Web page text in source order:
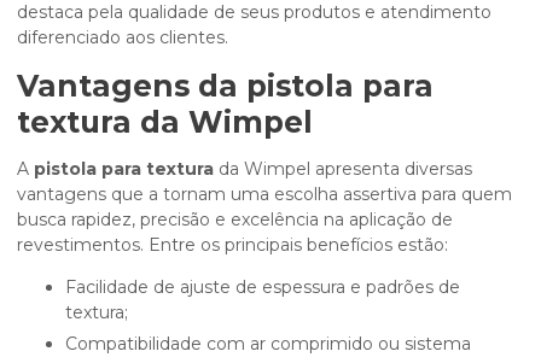
destaca pela qualidade de seus produtos e atendimento
diferenciado aos clientes.
Vantagens da pistola para
textura da Wimpel
A pistola para textura da Wimpel apresenta diversas
vantagens que a tornam uma escolha assertiva para quem
busca rapidez, precisão e excelência na aplicação de
revestimentos. Entre os principais benefícios estão:
Facilidade de ajuste de espessura e padrões de
textura;
Compatibilidade com ar comprimido ou sistema